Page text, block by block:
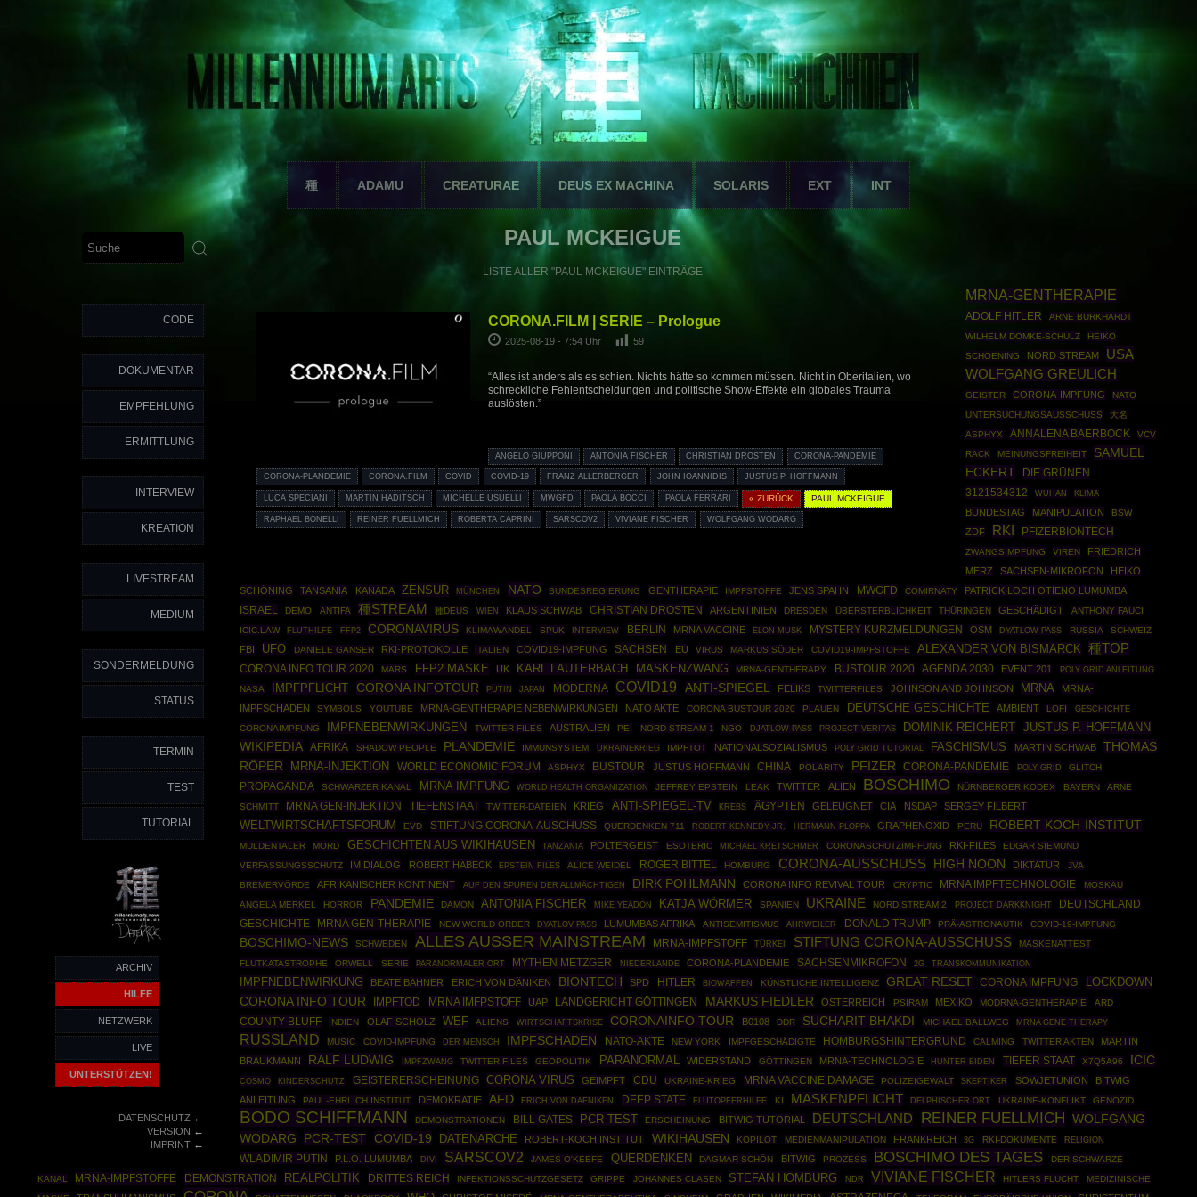
種 ADAMU CREATURAE DEUS EX MACHINA SOLARIS EXT INT
CODE
DOKUMENTAR
EMPFEHLUNG
ERMITTLUNG
INTERVIEW
KREATION
LIVESTREAM
MEDIUM
SONDERMELDUNG
STATUS
TERMIN
TEST
TUTORIAL
ARCHIV
HILFE
NETZWERK
LIVE
UNTERSTÜTZEN!
DATENSCHUTZ←
VERSION ←
IMPRINT←
PAUL MCKEIGUE
LISTE ALLER "PAUL MCKEIGUE" EINTRÄGE
CORONA.FILM | SERIE – Prologue
2025-08-19 - 7:54 Uhr 59
“Alles ist anders als es schien. Nichts hätte so kommen müssen. Nicht in Oberitalien, wo
schreckliche Fehlentscheidungen und politische Show-Effekte ein globales Trauma
auslösten.”
ANGELO GIUPPONI ANTONIA FISCHER CHRISTIAN DROSTEN CORONA-PANDEMIE
CORONA-PLANDEMIE CORONA.FILM COVID COVID-19 FRANZ ALLERBERGER JOHN IOANNIDIS JUSTUS P. HOFFMANN
LUCA SPECIANI MARTIN HADITSCH MICHELLE USUELLI MWGFD PAOLA BOCCI PAOLA FERRARI « ZURÜCK PAUL MCKEIGUE
RAPHAEL BONELLI REINER FUELLMICH ROBERTA CAPRINI SARSCOV2 VIVIANE FISCHER WOLFGANG WODARG
MRNA-GENTHERAPIE
ADOLF HITLER
ARNE BURKHARDT
WILHELM DOMKE-SCHULZ
HEIKO
SCHOENING
NORD STREAM USA
WOLFGANG GREULICH
GEISTER CORONA-IMPFUNG
NATO
UNTERSUCHUNGSAUSSCHUSS
大名
ASPHYX
ANNALENA BAERBOCK
VCV
RACK
MEINUNGSFREIHEIT
SAMUEL
ECKERT
DIE GRÜNEN
3121534312
WUHAN KLIMA
BUNDESTAG MANIPULATION BSW
ZDF RKI PFIZERBIONTECH
ZWANGSIMPFUNG VIREN
FRIEDRICH
MERZ
SACHSEN-MIKROFON
HEIKO
SCHÖNING
TANSANIA KANADA ZENSUR MÜNCHEN NATO BUNDESREGIERUNG GENTHERAPIE IMPFSTOFFE JENS SPAHN MWGFD COMIRNATY PATRICK LOCH OTIENO LUMUMBA
ISRAEL DEMO ANTIFA 種STREAM 種DEUS WIEN KLAUS SCHWAB CHRISTIAN DROSTEN ARGENTINIEN DRESDEN ÜBERSTERBLICHKEIT THÜRINGEN GESCHÄDIGT
ANTHONY FAUCI
ICIC.LAW
FLUTHILFE FFP2 CORONAVIRUS KLIMAWANDEL SPUK INTERVIEW BERLIN MRNA VACCINE ELON MUSK MYSTERY KURZMELDUNGEN OSM DYATLOW PASS RUSSIA SCHWEIZ
FBI UFO DANIELE GANSER RKI-PROTOKOLLE ITALIEN COVID19-IMPFUNG SACHSEN EU VIRUS MARKUS SÖDER COVID19-IMPFSTOFFE ALEXANDER VON BISMARCK 種TOP
CORONA INFO TOUR 2020 MARS FFP2 MASKE UK KARL LAUTERBACH MASKENZWANG MRNA-GENTHERAPY BUSTOUR 2020 AGENDA 2030 EVENT 201
POLY GRID ANLEITUNG
NASA
IMPFPFLICHT CORONA INFOTOUR PUTIN JAPAN MODERNA COVID19 ANTI-SPIEGEL FELIKS TWITTERFILES JOHNSON AND JOHNSON MRNA
MRNA-
IMPFSCHADEN
SYMBOLS YOUTUBE MRNA-GENTHERAPIE NEBENWIRKUNGEN NATO AKTE CORONA BUSTOUR 2020 PLAUEN DEUTSCHE GESCHICHTE AMBIENT LOFI
GESCHICHTE
CORONAIMPFUNG
IMPFNEBENWIRKUNGEN TWITTER-FILES AUSTRALIEN PEI NORD STREAM 1 NGO DJATLOW PASS PROJECT VERITAS DOMINIK REICHERT JUSTUS P. HOFFMANN
WIKIPEDIA AFRIKA SHADOW PEOPLE PLANDEMIE IMMUNSYSTEM UKRAINEKRIEG IMPFTOT NATIONALSOZIALISMUS POLY GRID TUTORIAL FASCHISMUS MARTIN SCHWAB
THOMAS
RÖPER
MRNA-INJEKTION WORLD ECONOMIC FORUM ASPHYX BUSTOUR JUSTUS HOFFMANN CHINA POLARITY PFIZER CORONA-PANDEMIE POLY GRID GLITCH
PROPAGANDA SCHWARZER KANAL MRNA IMPFUNG WORLD HEALTH ORGANIZATION JEFFREY EPSTEIN LEAK TWITTER ALIEN BOSCHIMO NÜRNBERGER KODEX BAYERN
ARNE
SCHMITT
MRNA GEN-INJEKTION TIEFENSTAAT TWITTER-DATEIEN KRIEG ANTI-SPIEGEL-TV KREBS ÄGYPTEN GELEUGNET CIA NSDAP SERGEY FILBERT
WELTWIRTSCHAFTSFORUM EVD STIFTUNG CORONA-AUSCHUSS QUERDENKEN 711 ROBERT KENNEDY JR. HERMANN PLOPPA GRAPHENOXID PERU ROBERT KOCH-INSTITUT
MULDENTALER MORD GESCHICHTEN AUS WIKIHAUSEN TANZANIA POLTERGEIST ESOTERIC MICHAEL KRETSCHMER CORONASCHUTZIMPFUNG RKI-FILES
EDGAR SIEMUND
VERFASSUNGSSCHUTZ
IM DIALOG ROBERT HABECK EPSTEIN FILES ALICE WEIDEL ROGER BITTEL HOMBURG CORONA-AUSSCHUSS HIGH NOON DIKTATUR
JVA
BREMERVÖRDE
AFRIKANISCHER KONTINENT AUF DEN SPUREN DER ALLMÄCHTIGEN DIRK POHLMANN CORONA INFO REVIVAL TOUR CRYPTIC MRNA IMPFTECHNOLOGIE
MOSKAU
ANGELA MERKEL
HORROR PANDEMIE DÄMON ANTONIA FISCHER MIKE YEADON KATJA WÖRMER SPANIEN UKRAINE NORD STREAM 2 PROJECT DARKKNIGHT
DEUTSCHLAND
GESCHICHTE
MRNA GEN-THERAPIE NEW WORLD ORDER DYATLOV PASS LUMUMBAS AFRIKA ANTISEMITISMUS AHRWEILER DONALD TRUMP PRÄ-ASTRONAUTIK COVID-19-IMPFUNG
BOSCHIMO-NEWS SCHWEDEN ALLES AUSSER MAINSTREAM MRNA-IMPFSTOFF TÜRKEI STIFTUNG CORONA-AUSSCHUSS
MASKENATTEST
FLUTKATASTROPHE
ORWELL SERIE PARANORMALER ORT MYTHEN METZGER NIEDERLANDE CORONA-PLANDEMIE SACHSENMIKROFON 2G TRANSKOMMUNIKATION
IMPFNEBENWIRKUNG BEATE BAHNER ERICH VON DÄNIKEN BIONTECH SPD HITLER BIOWAFFEN KÜNSTLICHE INTELLIGENZ GREAT RESET CORONA IMPFUNG LOCKDOWN
CORONA INFO TOUR IMPFTOD MRNA IMFPSTOFF UAP LANDGERICHT GÖTTINGEN MARKUS FIEDLER ÖSTERREICH PSIRAM MEXIKO MODRNA-GENTHERAPIE ARD
COUNTY BLUFF INDIEN OLAF SCHOLZ WEF ALIENS WIRTSCHAFTSKRISE CORONAINFO TOUR B0108 DDR SUCHARIT BHAKDI MICHAEL BALLWEG MRNA GENE THERAPY
RUSSLAND MUSIC COVID-IMPFUNG DER MENSCH IMPFSCHADEN NATO-AKTE NEW YORK IMPFGESCHÄDIGTE HOMBURGSHINTERGRUND CALMING TWITTER AKTEN
MARTIN
BRAUKMANN
RALF LUDWIG IMPFZWANG TWITTER FILES GEOPOLITIK PARANORMAL WIDERSTAND GÖTTINGEN MRNA-TECHNOLOGIE HUNTER BIDEN TIEFER STAAT X7Q5A96 ICIC
COSMO KINDERSCHUTZ GEISTERERSCHEINUNG CORONA VIRUS GEIMPFT CDU UKRAINE-KRIEG MRNA VACCINE DAMAGE POLIZEIGEWALT SKEPTIKER SOWJETUNION
BITWIG
ANLEITUNG
PAUL-EHRLICH INSTITUT DEMOKRATIE AFD ERICH VON DAENIKEN DEEP STATE FLUTOPFERHILFE KI MASKENPFLICHT DELPHISCHER ORT UKRAINE-KONFLIKT GENOZID
BODO SCHIFFMANN DEMONSTRATIONEN BILL GATES PCR TEST ERSCHEINUNG BITWIG TUTORIAL DEUTSCHLAND REINER FUELLMICH WOLFGANG
WODARG
PCR-TEST COVID-19 DATENARCHE ROBERT-KOCH INSTITUT WIKIHAUSEN KOPILOT MEDIENMANIPULATION FRANKREICH 3G RKI-DOKUMENTE RELIGION
WLADIMIR PUTIN P.L.O. LUMUMBA DIVI SARSCOV2 JAMES O'KEEFE QUERDENKEN DAGMAR SCHÖN BITWIG PROZESS BOSCHIMO DES TAGES
DER SCHWARZE
KANAL
MRNA-IMPFSTOFFE DEMONSTRATION REALPOLITIK DRITTES REICH INFEKTIONSSCHUTZGESETZ GRIPPE JOHANNES CLASEN STEFAN HOMBURG NDR VIVIANE FISCHER HITLERS FLUCHT
MEDIZINISCHE